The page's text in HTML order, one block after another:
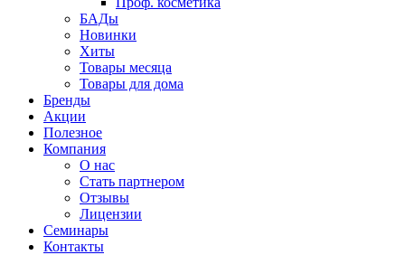
БАДы
Новинки
Хиты
Товары месяца
Товары для дома
Бренды
Акции
Полезное
Компания
О нас
Стать партнером
Отзывы
Лицензии
Семинары
Контакты